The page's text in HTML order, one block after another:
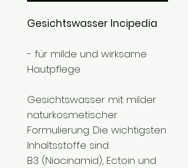
Gesichtswasser Incipedia
- für milde und wirksame
Hautpflege
Gesichtswasser mit milder
naturkosmetischer
Formulierung. Die wichtigsten
Inhaltsstoffe sind:
B3 (Niacinamid), Ectoin und